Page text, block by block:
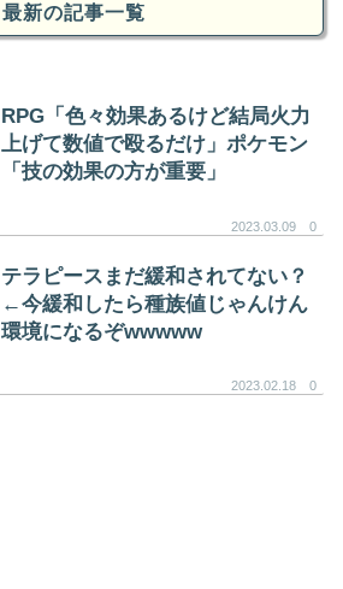
最新の記事一覧
RPG「色々効果あるけど結局火力
上げて数値で殴るだけ」ポケモン
「技の効果の方が重要」
2023.03.09 0
テラピースまだ緩和されてない？
←今緩和したら種族値じゃんけん
環境になるぞwwwww
2023.02.18 0